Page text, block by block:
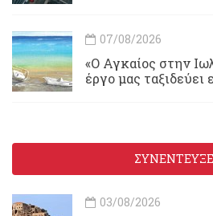
07/08/2026
«Ο Αγκαίος στην
έργο μας ταξιδεύει
03/08/2026